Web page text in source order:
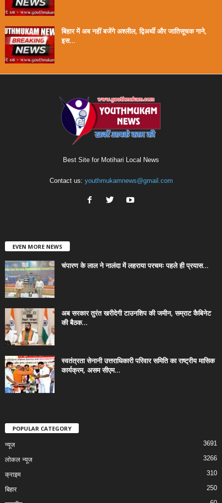
बिहार में अब नहीं बजेंगे अश्लील, द्विअर्थी और जातिसूचक गाने,
इस...
Best Site for Motihari Local News
Contact us: youthmukamnews@gmail.com
EVEN MORE NEWS
चंपारण के लाल ने नालंदा में लहराया परचमः पहले ही प्रयास...
अब सरकार तुरंत खरीदेगी टाउनशिप की जमीन, सम्राट कैबिनेट
की बैठक...
स्वतंत्रता सेनानी उत्तराधिकारी परिवार समिति का राष्ट्रीय मासिक
कार्यक्रम, असम सीएम...
POPULAR CATEGORY
न्यूज 3691
लोकल न्यूज 3266
क्राइम 310
बिहार 250